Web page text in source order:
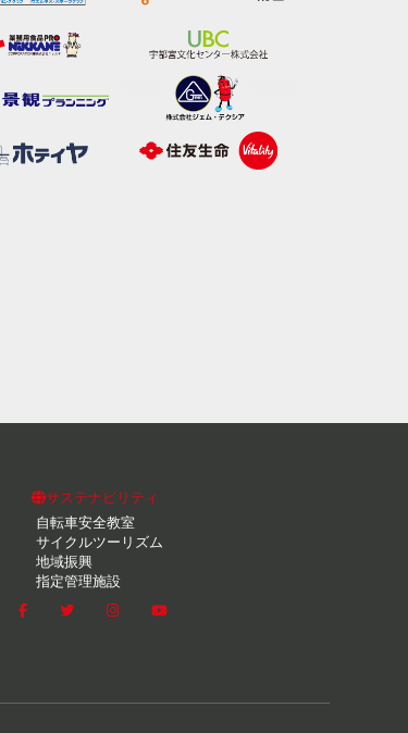
サステナビリティ
自転車安全教室
サイクルツーリズム
地域振興
指定管理施設